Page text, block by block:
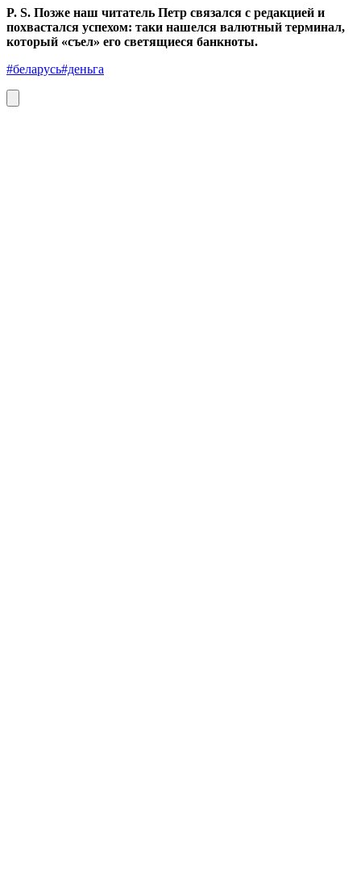
P. S. Позже наш читатель Петр связался с редакцией и
похвастался успехом: таки нашелся валютный терминал,
который «съел» его светящиеся банкноты.
#беларусь#деньга